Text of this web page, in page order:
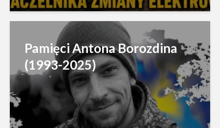
Pamięci Antona Borozdina
(1993-2025)